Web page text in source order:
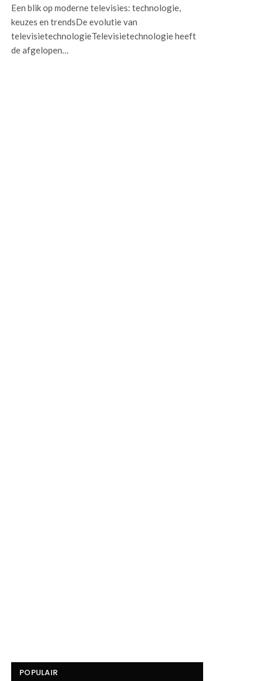
Een blik op moderne televisies: technologie,
keuzes en trendsDe evolutie van
televisietechnologieTelevisietechnologie heeft
de afgelopen…
POPULAIR